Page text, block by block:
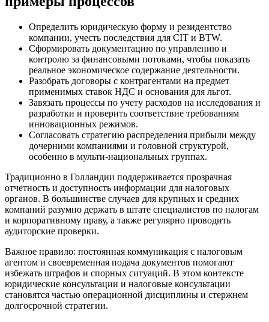
Определить юридическую форму и резидентство
компании, учесть последствия для CIT и BTW.
Сформировать документацию по управлению и
контролю за финансовыми потоками, чтобы показать
реальное экономическое содержание деятельности.
Разобрать договоры с контрагентами на предмет
применимых ставок НДС и основания для льгот.
Завязать процессы по учету расходов на исследования и
разработки и проверить соответствие требованиям
инновационных режимов.
Согласовать стратегию распределения прибыли между
дочерними компаниями и головной структурой,
особенно в мульти-национальных группах.
Традиционно в Голландии поддерживается прозрачная
отчетность и доступность информации для налоговых
органов. В большинстве случаев для крупных и средних
компаний разумно держать в штате специалистов по налогам
и корпоративному праву, а также регулярно проводить
аудиторские проверки.
Важное правило: постоянная коммуникация с налоговым
агентом и своевременная подача документов помогают
избежать штрафов и спорных ситуаций. В этом контексте
юридические консультации и налоговые консультации
становятся частью операционной дисциплины и стержнем
долгосрочной стратегии.